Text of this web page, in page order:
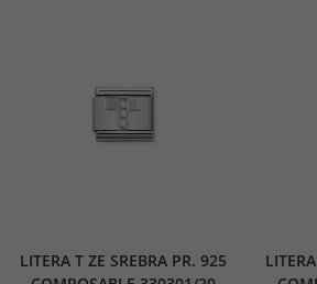
LITERA T ZE SREBRA PR. 925